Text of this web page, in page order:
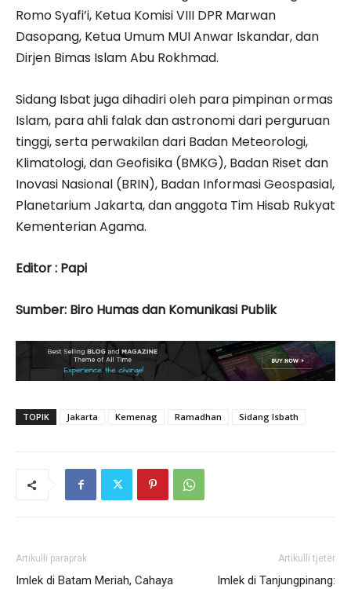
Romo Syafi’i, Ketua Komisi VIII DPR Marwan
Dasopang, Ketua Umum MUI Anwar Iskandar, dan
Dirjen Bimas Islam Abu Rokhmad.
Sidang Isbat juga dihadiri oleh para pimpinan ormas
Islam, para ahli falak dan astronomi dari perguruan
tinggi, serta perwakilan dari Badan Meteorologi,
Klimatologi, dan Geofisika (BMKG), Badan Riset dan
Inovasi Nasional (BRIN), Badan Informasi Geospasial,
Planetarium Jakarta, dan anggota Tim Hisab Rukyat
Kementerian Agama.
Editor : Papi
Sumber: Biro Humas dan Komunikasi Publik
TOPIK Jakarta Kemenag Ramadhan Sidang Isbath
Artikulli paraprak
Imlek di Batam Meriah, Cahaya
Artikulli tjetër
Imlek di Tanjungpinang: